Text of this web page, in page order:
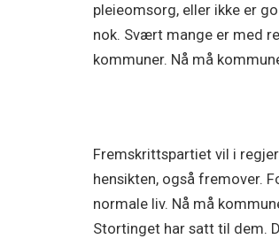
pleieomsorg, eller ikke er
nok. Svært mange er med
kommuner. Nå må
Fremskrittspartiet vil i
hensikten, også fremover.
normale liv. Nå må
Stortinget har satt til dem.